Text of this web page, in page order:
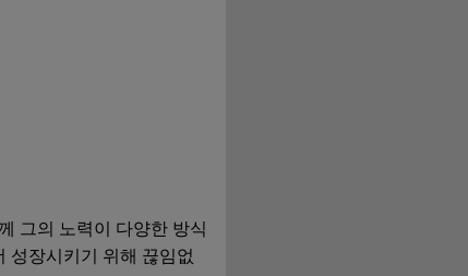
그의 노력이 다양한 방식
성장시키기 위해 끊임없